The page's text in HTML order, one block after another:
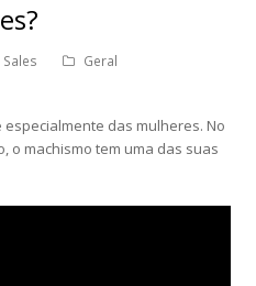
Geral
das mulheres. No
o machismo tem uma das suas